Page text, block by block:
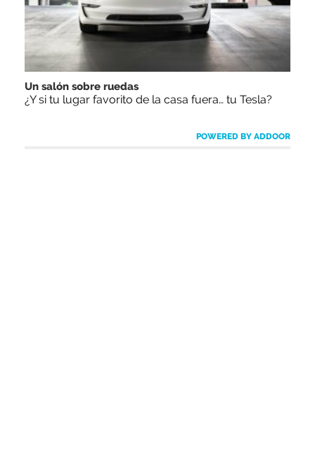
Un salón sobre ruedas
¿Y si tu lugar favorito de la casa fuera… tu Tesla?
POWERED BY ADDOOR